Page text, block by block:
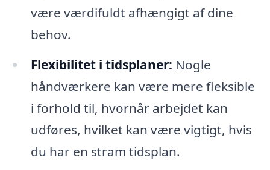
være værdifuldt afhængigt af dine
behov.
Flexibilitet i tidsplaner: Nogle
håndværkere kan være mere fleksible
i forhold til, hvornår arbejdet kan
udføres, hvilket kan være vigtigt, hvis
du har en stram tidsplan.